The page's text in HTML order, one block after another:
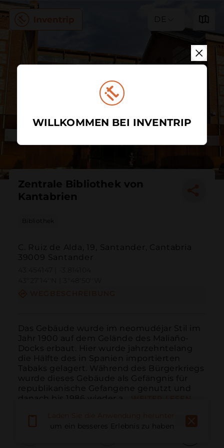
DE
Zentrale Bibliothek von
Kantabrien
Bibliothek
C. Ruiz de Alda, 19, Santander, Cantabria
39009 Santander
Das Gebäude wurde im neomudéjar Stil im
Jahr 1900 auf dem Gelände des Maliaño-
Docks erbaut. Hier wurde jahrzehntelang
die Hälfte des in Spanien importierten
Tabaks gelagert. Während des Bürgerkriegs
wurde dieses Gebäude als Gefängnis für
republikanische Gefangene genutzt und
danach bis 1986 wieder a...
um ein besseres Erlebnis zu haben
WILLKOMMEN BEI INVENTRIP